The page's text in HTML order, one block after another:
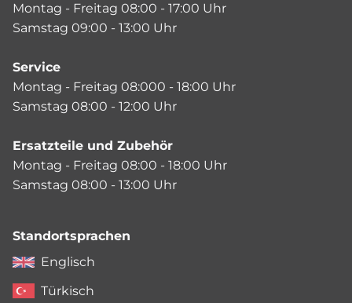
Montag - Freitag 08:00 - 17:00 Uhr
Samstag 09:00 - 13:00 Uhr
Service
Montag - Freitag 08:000 - 18:00 Uhr
Samstag 08:00 - 12:00 Uhr
Ersatzteile und Zubehör
Montag - Freitag 08:00 - 18:00 Uhr
Samstag 08:00 - 13:00 Uhr
Standortsprachen
Englisch
Türkisch